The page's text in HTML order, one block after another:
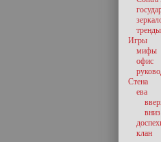
тренды
Игры
мифы
офис
Стена
ева
вниз
клан